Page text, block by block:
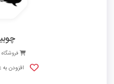
فروشگاه
افزودن به